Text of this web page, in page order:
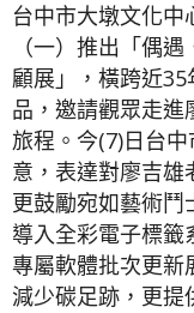
台中市大墩文化
（一）推出「偶
顧展」，橫跨近
品，邀請觀眾走進
旅程。今(7)日台
意，表達對廖吉雄
更鼓勵宛如藝術鬥
導入全彩電子標
專屬軟體批次更新
減少碳足跡，更提